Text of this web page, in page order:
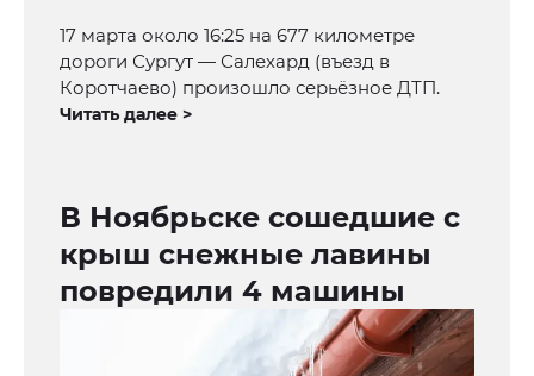
17 марта около 16:25 на 677 километре
дороги Сургут — Салехард (въезд в
Коротчаево) произошло серьёзное ДТП.
Читать далее >
В Ноябрьске сошедшие с
крыш снежные лавины
повредили 4 машины